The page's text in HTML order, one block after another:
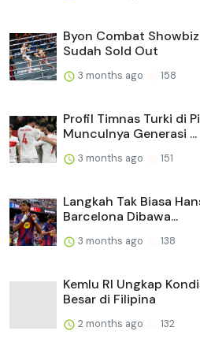
Byon Combat
Sudah Sold Out
3 months ago 158
Profil Timnas Turki di
Munculnya Generasi ...
3 months ago 151
Langkah Tak Biasa
Barcelona Dibawa...
3 months ago 138
Kemlu RI Ungkap
Besar di Filipina
2 months ago 132